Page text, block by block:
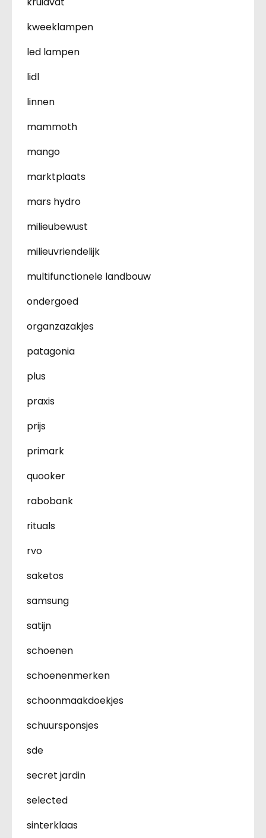
kweeklampen
led lampen
lidl
linnen
mammoth
mango
marktplaats
mars hydro
milieubewust
milieuvriendelijk
multifunctionele landbouw
ondergoed
organzazakjes
patagonia
plus
praxis
prijs
primark
quooker
rabobank
rituals
rvo
saketos
samsung
satijn
schoenen
schoenenmerken
schoonmaakdoekjes
schuursponsjes
sde
secret jardin
selected
sinterklaas